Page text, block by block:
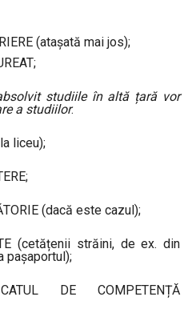
(atașată mai jos);
studiile în altă țară vor
a studiilor.
liceu);
(dacă este cazul);
(cetățenii străini, de ex. din
pașaportul);
DE COMPETENȚĂ